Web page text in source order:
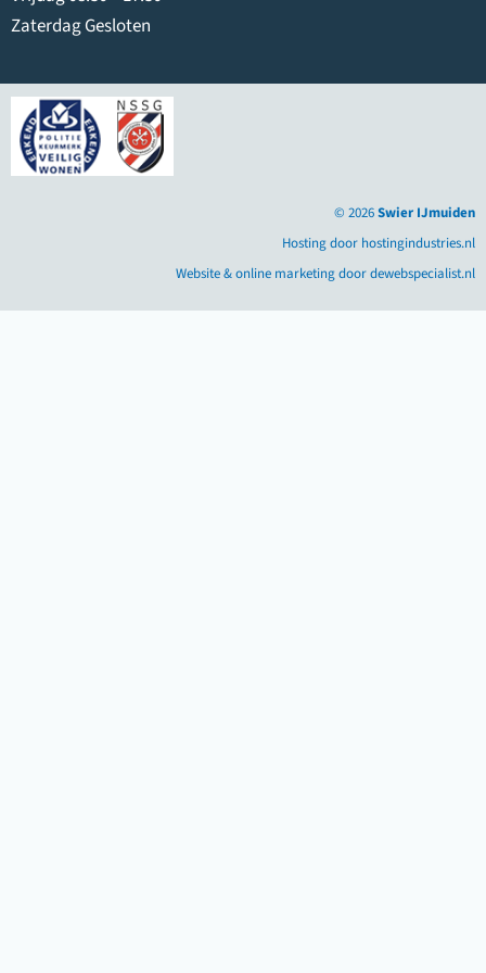
Zaterdag Gesloten
© 2026Swier IJmuiden
Hosting door hostingindustries.nl
Website & online marketing door dewebspecialist.nl